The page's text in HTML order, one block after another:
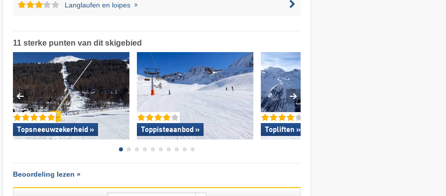
Langlaufen en loipes
11 sterke punten van dit skigebied
Topsneeuwzekerheid » Toppisteaanbod » Topliften »
Beoordeling lezen »